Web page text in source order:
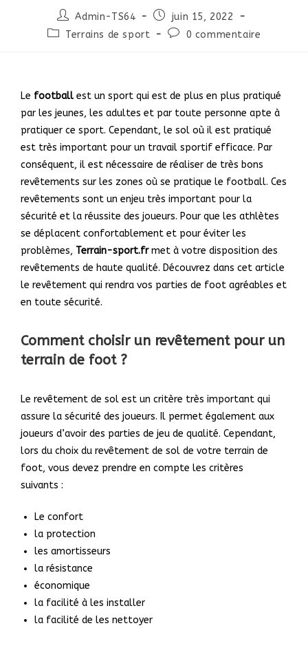
Admin-TS64
juin 15, 2022
Terrains de sport
0 commentaire
Le football est un sport qui est de plus en plus pratiqué
par les jeunes, les adultes et par toute personne apte à
pratiquer ce sport. Cependant, le sol où il est pratiqué
est très important pour un travail sportif efficace. Par
conséquent, il est nécessaire de réaliser de très bons
revêtements sur les zones où se pratique le football. Ces
revêtements sont un enjeu très important pour la
sécurité et la réussite des joueurs. Pour que les athlètes
se déplacent confortablement et pour éviter les
problèmes, Terrain-sport.frmet à votre disposition des
revêtements de haute qualité. Découvrez dans cet article
le revêtement qui rendra vos parties de foot agréables et
en toute sécurité.
Comment choisir un revêtement pour un
terrain de foot ?
Le revêtement de sol est un critère très important qui
assure la sécurité des joueurs. Il permet également aux
joueurs d’avoir des parties de jeu de qualité. Cependant,
lors du choix du revêtement de sol de votre terrain de
foot, vous devez prendre en compte les critères
suivants :
Le confort
la protection
les amortisseurs
la résistance
économique
la facilité à les installer
la facilité de les nettoyer